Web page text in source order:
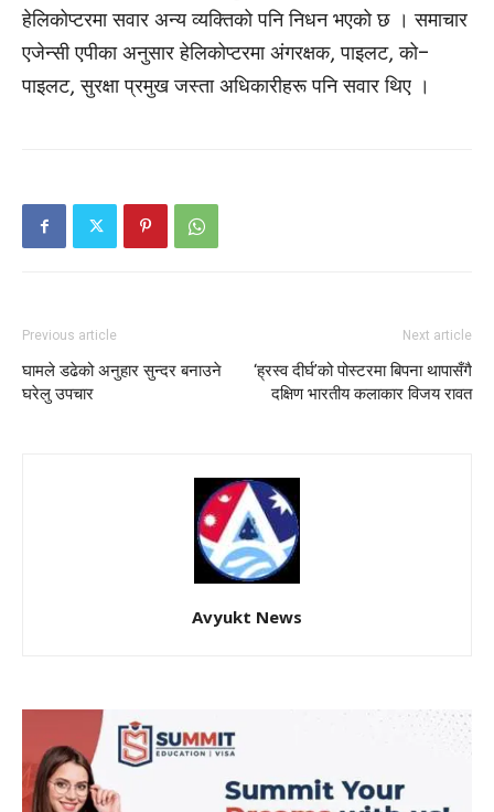
हेलिकोप्टरमा सवार अन्य व्यक्तिको पनि निधन भएको छ । समाचार
एजेन्सी एपीका अनुसार हेलिकोप्टरमा अंगरक्षक, पाइलट, को–
पाइलट, सुरक्षा प्रमुख जस्ता अधिकारीहरू पनि सवार थिए ।
Previous article
घामले डढेको अनुहार सुन्दर बनाउने
घरेलु उपचार
Next article
‘ह्रस्व दीर्घ’को पोस्टरमा बिपना थापासँगै
दक्षिण भारतीय कलाकार विजय रावत
Avyukt News